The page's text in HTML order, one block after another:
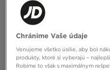
Chránime Vaše údaje
Venujeme všetko úsilie, aby bol
produkty, ktoré si vyberajú –
Robíme to však s maximálnym